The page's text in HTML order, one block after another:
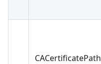
CACertificatePath